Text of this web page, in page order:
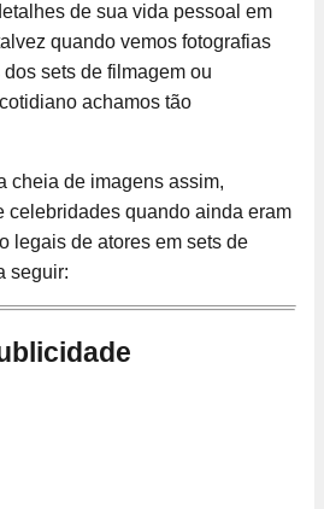
de sua vida pessoal em
quando vemos fotografias
sets de filmagem ou
achamos tão
cheia de imagens assim,
celebridades quando ainda eram
legais de atores em sets de
seguir: